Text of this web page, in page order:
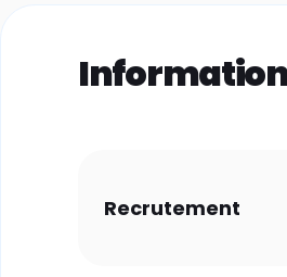
Recrutement